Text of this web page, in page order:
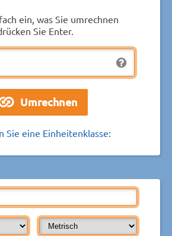
ein, was Sie umrechnen
Sie Enter.
Sie eine Einheitenklasse: